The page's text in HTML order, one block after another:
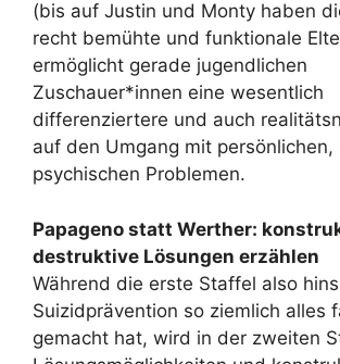
(bis auf Justin und Monty haben
recht bemühte und funktionale
ermöglicht gerade jugendlichen
Zuschauer*innen eine wesentlich
differenziertere und auch
auf den Umgang mit persönlichen,
psychischen Problemen.
Papageno statt Werther:
destruktive Lösungen erzählen
Während die erste Staffel also
Suizidprävention so ziemlich alles
gemacht hat, wird in der zweiten